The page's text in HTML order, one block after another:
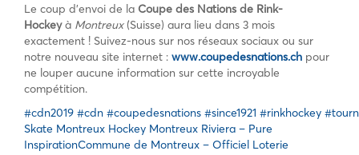
Le coup d’envoi de la Coupe des Nations de Rink-
Hockeyà Montreux(Suisse) aura lieu dans 3 mois
exactement ! Suivez-nous sur nos réseaux sociaux ou sur
notre nouveau site internet : www.coupedesnations.ch pour
ne louper aucune information sur cette incroyable
compétition.
#cdn2019 #cdn #coupedesnations #since1921 #rinkhockey #
Skate Montreux Hockey Montreux Riviera – Pure
InspirationCommune de Montreux – Officiel Loterie